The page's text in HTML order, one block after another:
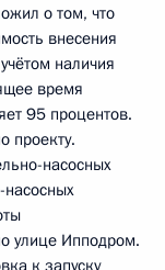
о том, что
внесения
наличия
время
95 процентов.
проекту.
насосных
насосных
улице Ипподром.
к запуску